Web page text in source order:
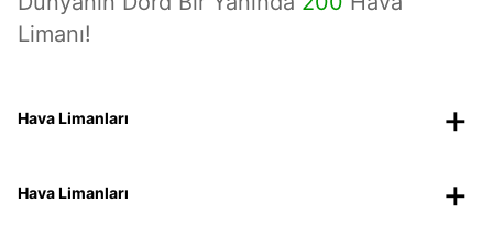
Limanı!
Hava Limanları
Hava Limanları